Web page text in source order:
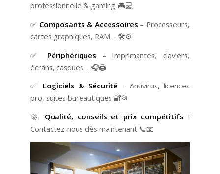
professionnelle & gaming 🎮💻
✅ Composants & Accessoires – Processeurs,
cartes graphiques, RAM… 🛠️⚙️
✅ Périphériques – Imprimantes, claviers,
écrans, casques… 🎧🖨️
✅ Logiciels & Sécurité – Antivirus, licences
pro, suites bureautiques 🔐📂
🚀 Qualité, conseils et prix compétitifs !
Contactez-nous dès maintenant 📞📧